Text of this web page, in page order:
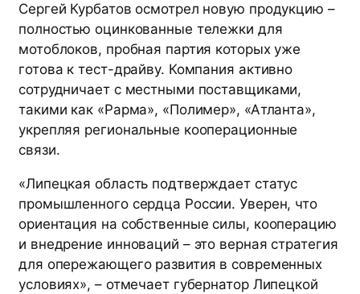
Сергей Курбатов осмотрел новую продукцию –
полностью оцинкованные тележки для
мотоблоков, пробная партия которых уже
готова к тест-драйву. Компания активно
сотрудничает с местными поставщиками,
такими как «Рарма», «Полимер», «Атланта»,
укрепляя региональные кооперационные
связи.
«Липецкая область подтверждает статус
промышленного сердца России. Уверен, что
ориентация на собственные силы, кооперацию
и внедрение инноваций – это верная стратегия
для опережающего развития в современных
условиях», – отмечает губернатор Липецкой